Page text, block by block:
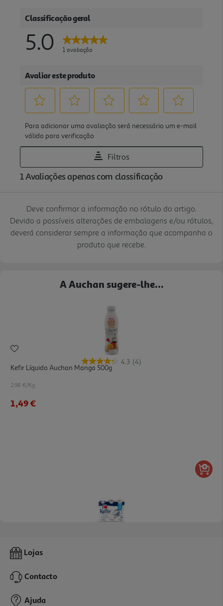
Deve confirmar a informação no rótulo do artigo.
Devido a possíveis alterações de embalagens e/ou rótulos,
deverá considerar sempre a informação que acompanha o
produto que recebe.
A Auchan sugere-lhe...
4.3 (4)
Kefir Líquido Auchan Manga 500g
2.98 €/Kg
1,49 €
Kefir Nestlé Natural 6x100g
2,99 €
Lojas
Contacto
Ajuda